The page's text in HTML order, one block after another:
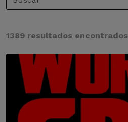
1389 resultados encontrados